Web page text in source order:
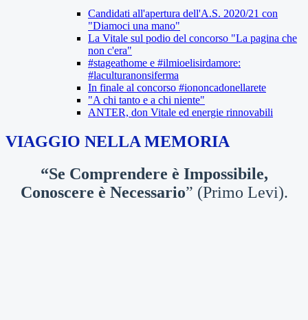
Candidati all'apertura dell'A.S. 2020/21 con
"Diamoci una mano"
La Vitale sul podio del concorso "La pagina che
non c'era"
#stageathome e #ilmioelisirdamore:
#laculturanonsiferma
In finale al concorso #iononcadonellarete
"A chi tanto e a chi niente"
ANTER, don Vitale ed energie rinnovabili
VIAGGIO NELLA MEMORIA
“Se Comprendere è Impossibile,
Conoscere è Necessario” (Primo Levi).